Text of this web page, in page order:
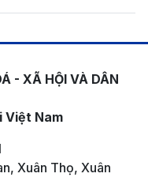
- XÃ HỘI VÀ DÂN
Việt Nam
Xuân Thọ, Xuân